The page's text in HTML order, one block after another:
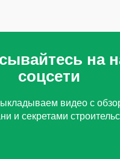
на
соцсети
видео с
и секретами